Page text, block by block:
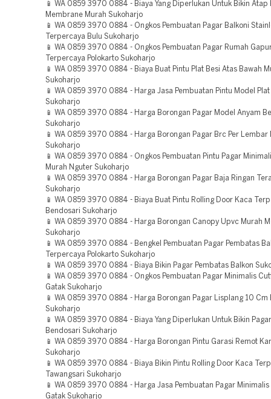
📱 WA 0859 3970 0884 - Biaya Yang Diperlukan Untuk Bikin Atap
Membrane Murah Sukoharjo
📱 WA 0859 3970 0884 - Ongkos Pembuatan Pagar Balkoni
Terpercaya Bulu Sukoharjo
📱 WA 0859 3970 0884 - Ongkos Pembuatan Pagar Rumah
Terpercaya Polokarto Sukoharjo
📱 WA 0859 3970 0884 - Biaya Buat Pintu Plat Besi Atas Bawah
Sukoharjo
📱 WA 0859 3970 0884 - Harga Jasa Pembuatan Pintu Model Plat
Sukoharjo
📱 WA 0859 3970 0884 - Harga Borongan Pagar Model Anyam
Sukoharjo
📱 WA 0859 3970 0884 - Harga Borongan Pagar Brc Per Lembar
Sukoharjo
📱 WA 0859 3970 0884 - Ongkos Pembuatan Pintu Pagar
Murah Nguter Sukoharjo
📱 WA 0859 3970 0884 - Harga Borongan Pagar Baja Ringan
Sukoharjo
📱 WA 0859 3970 0884 - Biaya Buat Pintu Rolling Door Kaca
Bendosari Sukoharjo
📱 WA 0859 3970 0884 - Harga Borongan Canopy Upvc Murah
Sukoharjo
📱 WA 0859 3970 0884 - Bengkel Pembuatan Pagar Pembatas
Terpercaya Polokarto Sukoharjo
📱 WA 0859 3970 0884 - Biaya Bikin Pagar Pembatas Balkon
📱 WA 0859 3970 0884 - Ongkos Pembuatan Pagar Minimalis
Gatak Sukoharjo
📱 WA 0859 3970 0884 - Harga Borongan Pagar Lisplang 10 Cm
Sukoharjo
📱 WA 0859 3970 0884 - Biaya Yang Diperlukan Untuk Bikin
Bendosari Sukoharjo
📱 WA 0859 3970 0884 - Harga Borongan Pintu Garasi Remot
Sukoharjo
📱 WA 0859 3970 0884 - Biaya Bikin Pintu Rolling Door Kaca
Tawangsari Sukoharjo
📱 WA 0859 3970 0884 - Harga Jasa Pembuatan Pagar Minimalis
Gatak Sukoharjo